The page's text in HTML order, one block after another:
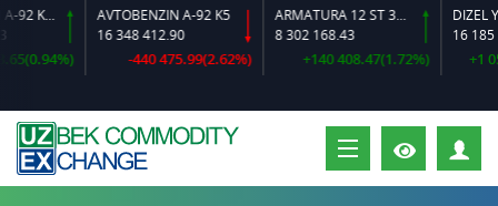
AVTOBENZIN A-92 K2-L
AVTOBENZIN A-92 K5
16 348 412.90
-440 475.99(2.62%)
ARMATURA 12 ST 35 GS O‘LCHAMLI
8 302 168.43
+140 408.47(1.72%)
DIZEL
16 185
+1